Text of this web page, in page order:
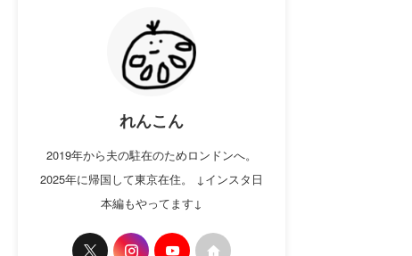
れんこん
2019年から夫の駐在のためロンドンへ。
2025年に帰国して東京在住。 ↓インスタ日
本編もやってます↓